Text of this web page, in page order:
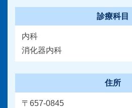
診療科目
内科
消化器内科
住所
〒657-0845